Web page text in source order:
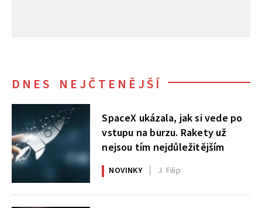
DNES NEJČTENĚJŠÍ
SpaceX ukázala, jak si vede po
vstupu na burzu. Rakety už
nejsou tím nejdůležitějším
NOVINKY J. Filip